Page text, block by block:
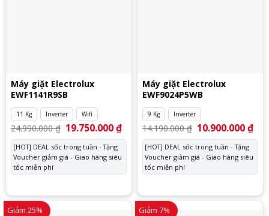
Máy giặt Electrolux
EWF1141R9SB
11 Kg Inverter Wifi
24.990.000₫ Giá
gốc
là:
24.990.000 ₫.
19.750.000₫Giá
tại
19.750.000 ₫.
[HOT] DEAL sốc trong tuần - Tặng
Voucher giảm giá - Giao hàng siêu
tốc miễn phí
Máy giặt Electrolux
EWF9024P5WB
9 Kg Inverter
14.190.000₫ Giá
gốc
là:
14.190.000 ₫.
10.900.000₫Giá
tại
[HOT] DEAL sốc trong tuần - Tặng
Voucher giảm giá - Giao hàng siêu
tốc miễn phí
Giảm 25% Giảm 7%